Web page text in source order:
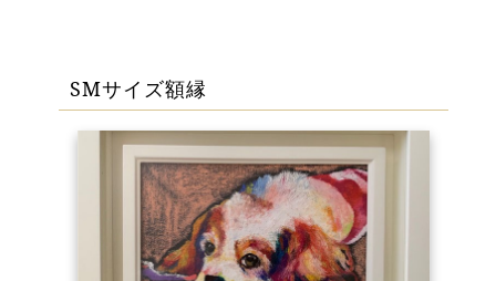
SMサイズ額縁